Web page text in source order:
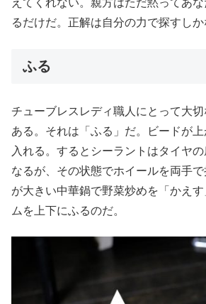
えてくれない。親方はただ黙ってあ
るだけだ。正解は自分の力で探すしか
ふる
チューブレスレディ職人にとって大
ある。それは「ふる」だ。ビードが
入れる。するとシーラントはタイヤ
なるが、その状態でホイールを両手
が大きい中華鍋で野菜炒めを「かえ
ムを上下にふるのだ。